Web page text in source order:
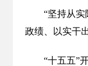
“坚持从
政绩、以实干
“十五五”